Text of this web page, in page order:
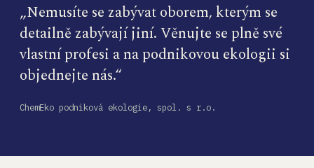
„Nemusíte se zabývat oborem, kterým se
detailně zabývají jiní. Věnujte se plně své
vlastní profesi a na podnikovou ekologii si
objednejte nás.“
ChemEko podniková ekologie, spol. s r.o.